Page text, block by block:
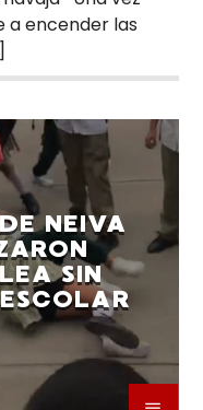
a encender las
NEIVA
SIN